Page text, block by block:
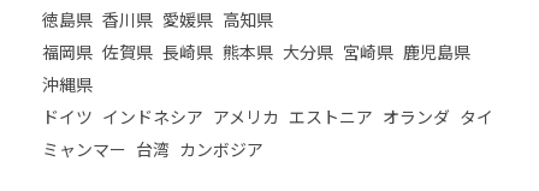
徳島県 香川県 愛媛県 高知県
福岡県 佐賀県 長崎県 熊本県 大分県 宮崎県 鹿児島県
沖縄県
ドイツ インドネシア アメリカ エストニア オランダ タイ
ミャンマー 台湾 カンボジア